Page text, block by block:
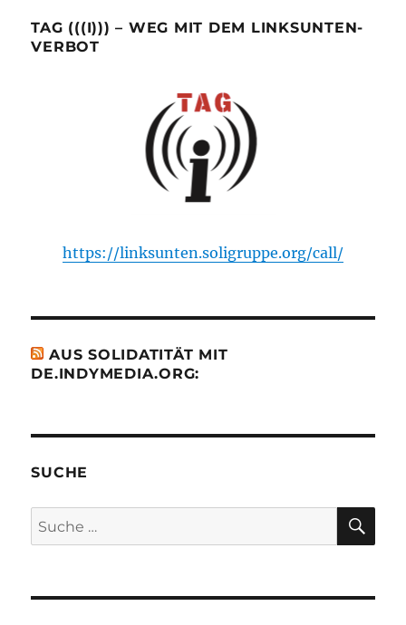
TAG (((I))) – WEG MIT DEM LINKSUNTEN-
VERBOT
https://linksunten.soligruppe.org/call/
AUS SOLIDATITÄT MIT
DE.INDYMEDIA.ORG:
SUCHE
Suche
nach: